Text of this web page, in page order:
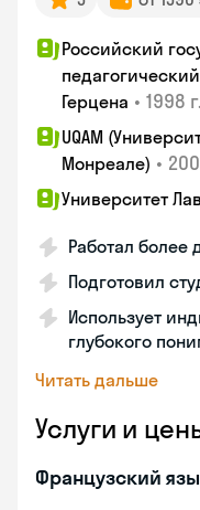
Российский
Герцена • 1998 г.
UQAM
Монреале) •
Университет
Работал более
Подготовил
Использует
глубокого
Читать дальше
Услуги и
Французский